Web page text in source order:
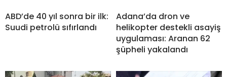
ABD’de 40 yıl sonra bir ilk:
Suudi petrolü sıfırlandı
Adana’da dron ve
helikopter destekli asayiş
uygulaması: Aranan 62
şüpheli yakalandı